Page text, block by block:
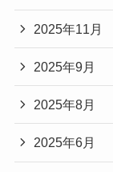
2025年11月
2025年9月
2025年8月
2025年6月